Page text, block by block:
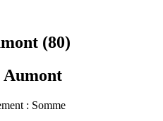
(80)
Aumont
: Somme